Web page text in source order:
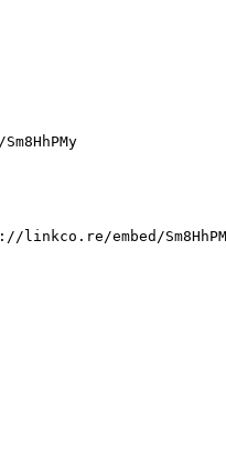
linkco.re/embed/